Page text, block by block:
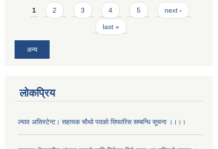
Pages
1 2 3 4 5 next ›
last »
अन्य
लोकप्रिय
ल्याव असिस्टेन्ट। सहायक चौथो पदको सिफारिस सम्बन्धि सूचना ।।।।